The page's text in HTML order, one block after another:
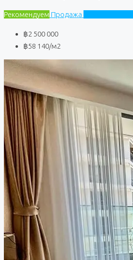
Рекомендуем Продажа
฿2 500 000
฿58 140/м2